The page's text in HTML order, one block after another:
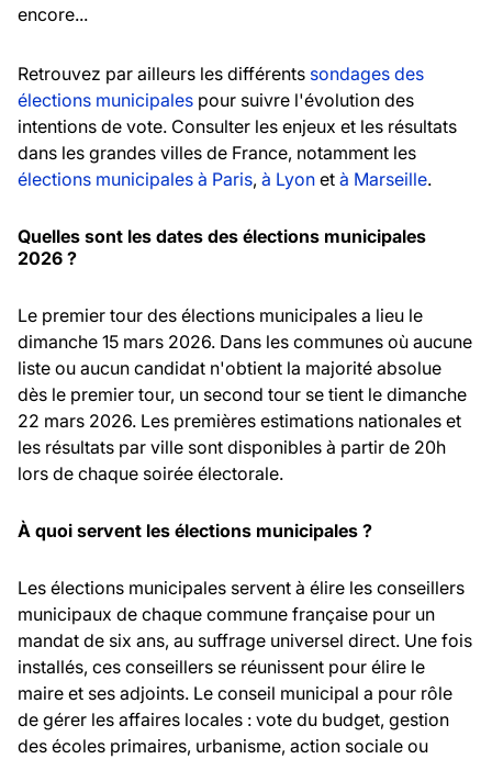
encore...
Retrouvez par ailleurs les différents sondages des
élections municipales pour suivre l'évolution des
intentions de vote. Consulter les enjeux et les résultats
dans les grandes villes de France, notamment les
élections municipales à Paris, à Lyon et à Marseille.
Quelles sont les dates des élections municipales
2026 ?
Le premier tour des élections municipales a lieu le
dimanche 15 mars 2026. Dans les communes où aucune
liste ou aucun candidat n'obtient la majorité absolue
dès le premier tour, un second tour se tient le dimanche
22 mars 2026. Les premières estimations nationales et
les résultats par ville sont disponibles à partir de 20h
lors de chaque soirée électorale.
À quoi servent les élections municipales ?
Les élections municipales servent à élire les conseillers
municipaux de chaque commune française pour un
mandat de six ans, au suffrage universel direct. Une fois
installés, ces conseillers se réunissent pour élire le
maire et ses adjoints. Le conseil municipal a pour rôle
de gérer les affaires locales : vote du budget, gestion
des écoles primaires, urbanisme, action sociale ou